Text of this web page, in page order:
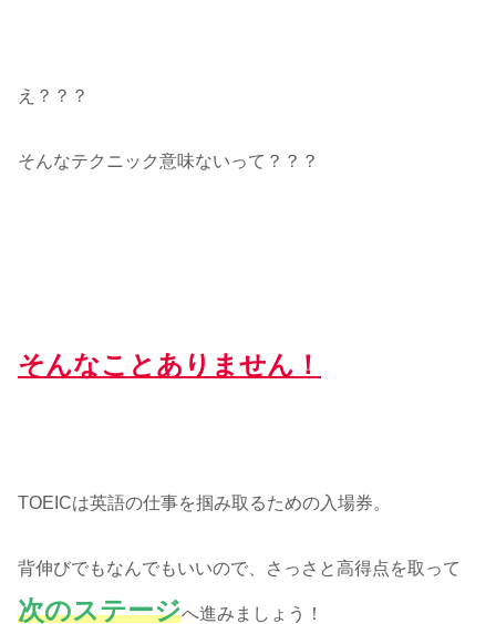
え？？？
そんなテクニック意味ないって？？？
そんなことありません！
TOEICは英語の仕事を掴み取るための入場券。
背伸びでもなんでもいいので、さっさと高得点を取って
次のステージへ進みましょう！